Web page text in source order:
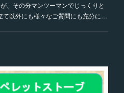
、その分マンツーマンでじっくりと
て以外にも様々なご質問にも充分に…